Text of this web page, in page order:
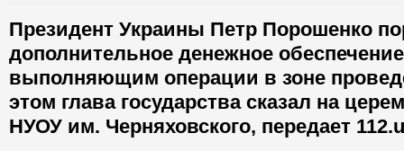
Президент Украины Петр Порошенко
дополнительное денежное
выполняющим операции в зоне
этом глава государства сказал на
НУОУ им. Черняховского, передает